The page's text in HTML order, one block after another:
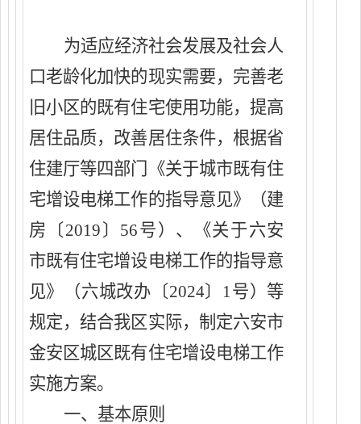
为适应经济社会发展及社会人
口老龄化加快的现实需要，完善老
旧小区的既有住宅使用功能，提高
居住品质，改善居住条件， 根据省
住建厅等四部门《关于城市既有住
宅增设电梯工作的指导意见》（建
房〔 2019〕56号）、
《关于六安
市既有住宅增设电梯工作的指导意
见》（六城改办 〔2024〕 1号） 等
规定，结合我区实际，制定六安市
金安区城区既有住宅增设电梯工作
实施方案。
一、基本原则